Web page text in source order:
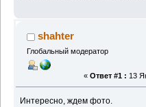
shahter
Глобальный модератор
« Ответ #1 : 13
Интересно, ждем фото.